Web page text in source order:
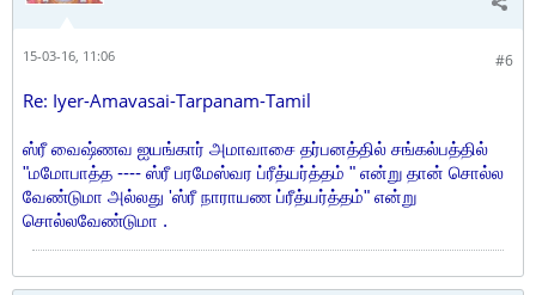
#6
15-03-16, 11:06
Re: Iyer-Amavasai-Tarpanam-Tamil
ஸ்ரீ வைஷ்ணவ ஐயங்கார் அமாவாசை தர்பனத்தில் சங்கல்பத்தில்
"மமோபாத்த ---- ஸ்ரீ பரமேஸ்வர ப்ரீத்யர்த்தம் " என்று தான் சொல்ல
வேண்டுமா அல்லது 'ஸ்ரீ நாராயண ப்ரீத்யர்த்தம்" என்று
சொல்லவேண்டுமா .